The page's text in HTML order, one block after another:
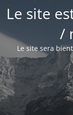
Le site
/
Le site sera